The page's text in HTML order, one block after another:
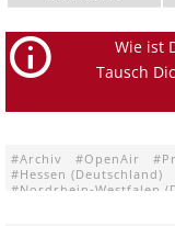
Wie ist
Tausch
Archiv OpenAir
Hessen (Deutschland)
Nordrhein-Westfalen